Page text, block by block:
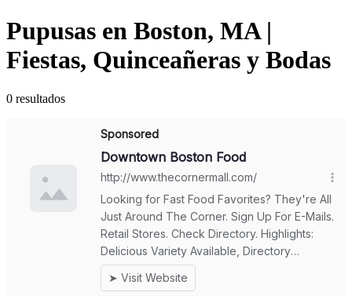
Pupusas en Boston, MA |
Fiestas, Quinceañeras y Bodas
0 resultados